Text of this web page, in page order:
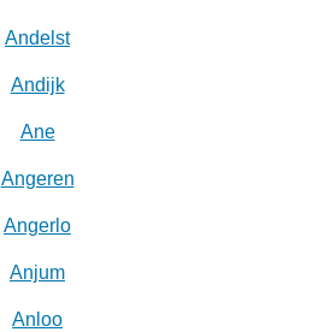
Andelst
Andijk
Ane
Angeren
Angerlo
Anjum
Anloo